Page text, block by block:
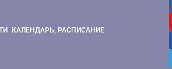
КАЛЕНДАРЬ, РАСПИСАНИЕ